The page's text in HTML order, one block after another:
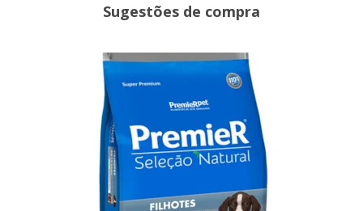
Sugestões de compra